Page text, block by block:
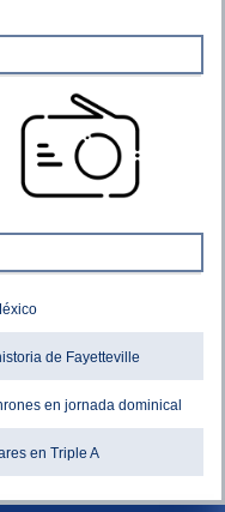
de Fayetteville
en jornada dominical
en Triple A